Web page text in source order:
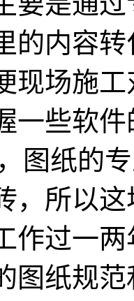
的内容
现场施
一些软
图纸的
，所以
作过一
图纸规